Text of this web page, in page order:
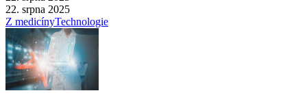
22. srpna 2025
Z medicínyTechnologie